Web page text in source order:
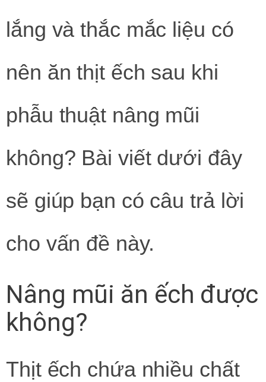
lắng và thắc mắc liệu có
nên ăn thịt ếch sau khi
phẫu thuật nâng mũi
không? Bài viết dưới đây
sẽ giúp bạn có câu trả lời
cho vấn đề này.
Nâng mũi ăn ếch được
không?
Thịt ếch chứa nhiều chất